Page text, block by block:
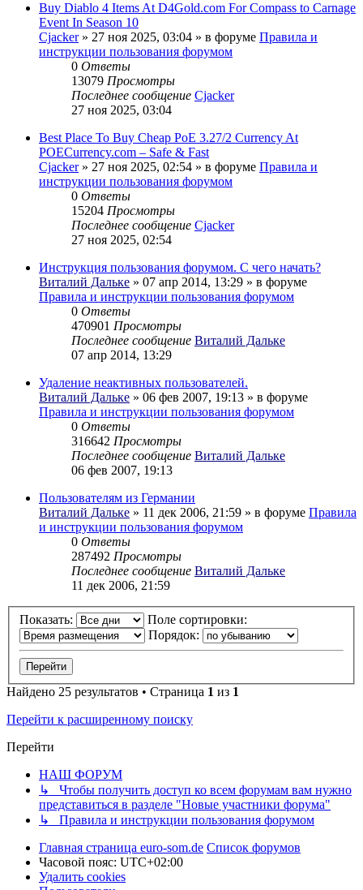
Buy Diablo 4 Items At D4Gold.com For Compass to Carnage
Event In Season 10
Cjacker» 27 ноя 2025, 03:04 » в форуме Правила и
инструкции пользования форумом
0 Ответы
13079 Просмотры
Последнее сообщение Cjacker
27 ноя 2025, 03:04
Best Place To Buy Cheap PoE 3.27/2 Currency At
POECurrency.com – Safe & Fast
Cjacker» 27 ноя 2025, 02:54 » в форуме Правила и
инструкции пользования форумом
0 Ответы
15204 Просмотры
Последнее сообщение Cjacker
27 ноя 2025, 02:54
Инструкция пользования форумом. С чего начать?
Виталий Дальке » 07 апр 2014, 13:29 » в форуме
Правила и инструкции пользования форумом
0 Ответы
470901 Просмотры
Последнее сообщение Виталий Дальке
07 апр 2014, 13:29
Удаление неактивных пользователей.
Виталий Дальке » 06 фев 2007, 19:13 » в форуме
Правила и инструкции пользования форумом
0 Ответы
316642 Просмотры
Последнее сообщение Виталий Дальке
06 фев 2007, 19:13
Пользователям из Германии
Виталий Дальке » 11 дек 2006, 21:59 » в форуме Правила
и инструкции пользования форумом
0 Ответы
287492 Просмотры
Последнее сообщение Виталий Дальке
11 дек 2006, 21:59
Показать:
Поле сортировки:
Порядок:
Найдено 25 результатов • Страница 1 из 1
Перейти к расширенному поиску
Перейти
НАШ ФОРУМ
↳ Чтобы получить доступ ко всем форумам вам нужно
представиться в разделе "Новые участники форума"
↳ Правила и инструкции пользования форумом
Главная страница euro-som.de Список форумов
Часовой пояс: UTC+02:00
Удалить cookies